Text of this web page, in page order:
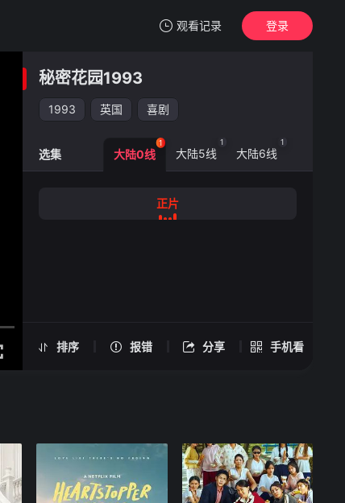
观看记录
我的观影记录
秘密花园1993
登录
秘密花园1993
1993 英国 喜剧
排序 报错 分享 手机看
秘密花园1993 -正片
手机扫一扫继续看
选集 大陆0线
1
大陆5线
1
大陆6线
1
正片